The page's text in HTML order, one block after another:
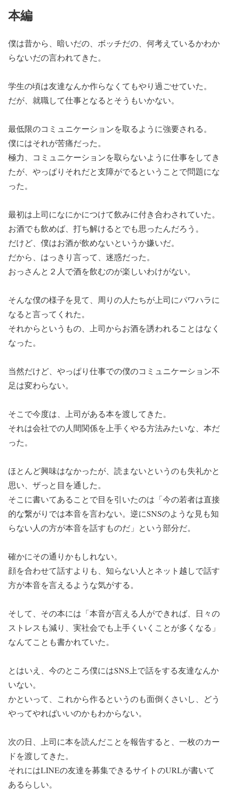
本編
僕は昔から、暗いだの、ボッチだの、何考えているかわか
らないだの言われてきた。
学生の頃は友達なんか作らなくてもやり過ごせていた。
だが、就職して仕事となるとそうもいかない。
最低限のコミュニケーションを取るように強要される。
僕にはそれが苦痛だった。
極力、コミュニケーションを取らないように仕事をしてき
たが、やっぱりそれだと支障がでるということで問題にな
った。
最初は上司になにかにつけて飲みに付き合わされていた。
お酒でも飲めば、打ち解けるとでも思ったんだろう。
だけど、僕はお酒が飲めないというか嫌いだ。
だから、はっきり言って、迷惑だった。
おっさんと２人で酒を飲むのが楽しいわけがない。
そんな僕の様子を見て、周りの人たちが上司にパワハラに
なると言ってくれた。
それからというもの、上司からお酒を誘われることはなく
なった。
当然だけど、やっぱり仕事での僕のコミュニケーション不
足は変わらない。
そこで今度は、上司がある本を渡してきた。
それは会社での人間関係を上手くやる方法みたいな、本だ
った。
ほとんど興味はなかったが、読まないというのも失礼かと
思い、ザっと目を通した。
そこに書いてあることで目を引いたのは「今の若者は直接
的な繋がりでは本音を言わない。逆にSNSのような見も知
らない人の方が本音を話すものだ」という部分だ。
確かにその通りかもしれない。
顔を合わせて話すよりも、知らない人とネット越しで話す
方が本音を言えるような気がする。
そして、その本には「本音が言える人ができれば、日々の
ストレスも減り、実社会でも上手くいくことが多くなる」
なんてことも書かれていた。
とはいえ、今のところ僕にはSNS上で話をする友達なんか
いない。
かといって、これから作るというのも面倒くさいし、どう
やってやればいいのかもわからない。
次の日、上司に本を読んだことを報告すると、一枚のカー
ドを渡してきた。
それにはLINEの友達を募集できるサイトのURLが書いて
あるらしい。